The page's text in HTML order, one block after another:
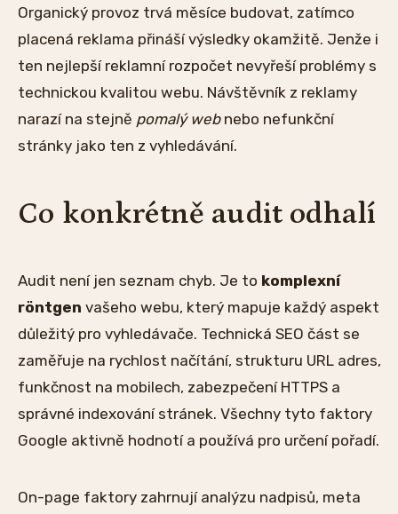
Organický provoz trvá měsíce budovat, zatímco
placená reklama přináší výsledky okamžitě. Jenže i
ten nejlepší reklamní rozpočet nevyřeší problémy s
technickou kvalitou webu. Návštěvník z reklamy
narazí na stejně pomalý webnebo nefunkční
stránky jako ten z vyhledávání.
Co konkrétně audit odhalí
Audit není jen seznam chyb. Je to komplexní
röntgen vašeho webu, který mapuje každý aspekt
důležitý pro vyhledávače. Technická SEO část se
zaměřuje na rychlost načítání, strukturu URL adres,
funkčnost na mobilech, zabezpečení HTTPS a
správné indexování stránek. Všechny tyto faktory
Google aktivně hodnotí a používá pro určení pořadí.
On-page faktory zahrnují analýzu nadpisů, meta